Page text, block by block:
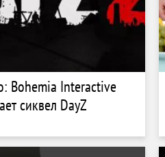
Bohemia Interactive
сиквел DayZ